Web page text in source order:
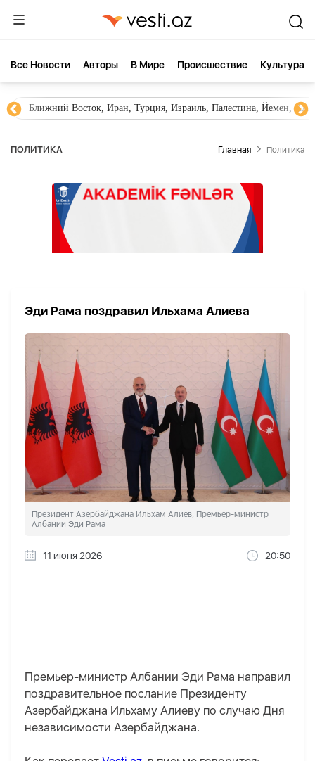
Все Новости Aвторы В Мире Происшествие Культура
Ближний Восток, Иран, Турция, Израиль, Палестина, Йемен,
ПОЛИТИКА Главная Политика
Эди Рама поздравил Ильхама Алиева
Президент Азербайджана Ильхам Алиев, Премьер-министр
Албании Эди Рама
11 июня 2026 20:50
Премьер-министр Албании Эди Рама направил
поздравительное послание Президенту
Азербайджана Ильхаму Алиеву по случаю Дня
независимости Азербайджана.